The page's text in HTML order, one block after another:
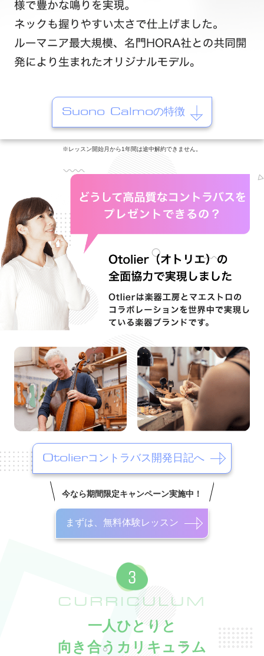
Suono Calmoの特徴
※レッスン開始月から1年間は途中解約できません。
Otolierコントラバス開発日記へ
今なら期間限定キャンペーン実施中！
まずは、無料体験レッスン
CURRICULUM
一人ひとりと
向き合うカリキュラム